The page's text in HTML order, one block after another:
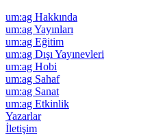
um:ag Hakkında
um:ag Yayınları
um:ag Eğitim
um:ag Dışı Yayınevleri
um:ag Hobi
um:ag Sahaf
um:ag Sanat
um:ag Etkinlik
Yazarlar
İletişim